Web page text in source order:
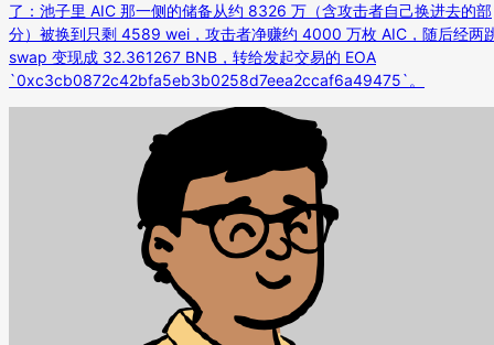
了：池子里 AIC 那一侧的储备从约 8326 万（含攻击者自己换进去的部
分）被换到只剩 4589 wei，攻击者净赚约 4000 万枚 AIC，随后经两
swap 变现成 32.361267 BNB，转给发起交易的 EOA
`0xc3cb0872c42bfa5eb3b0258d7eea2ccaf6a49475`。